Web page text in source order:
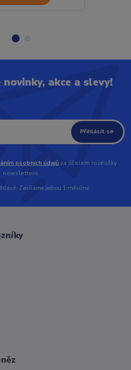
akce a slevy!
Přihlásit se
osobních údajů za účelem rozesílky
newsletteru.
Zasíláme jednou 1 měsíčně.